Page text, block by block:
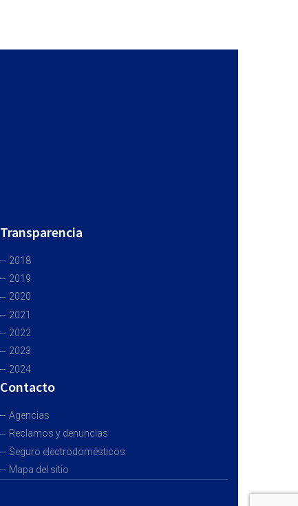
Transparencia
2018
2019
2020
2021
2022
2023
2024
Contacto
Agencias
Reclamos y denuncias
Seguro electrodomésticos
Mapa del sitio